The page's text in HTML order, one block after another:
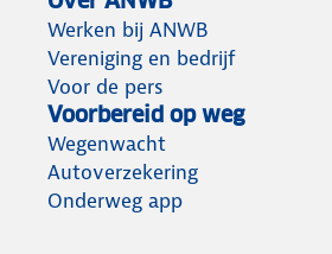
Werken bij ANWB
Vereniging en bedrijf
Voor de pers
Voorbereid op weg
Wegenwacht
Autoverzekering
Onderweg app